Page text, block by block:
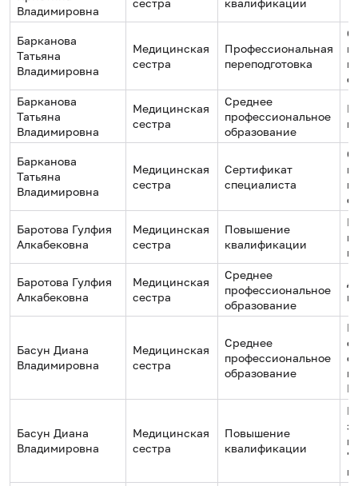
Владимировна
сестра
квалификации
Барканова
Татьяна
Владимировна
Медицинская
сестра
Профессиональная
переподготовка
Барканова
Татьяна
Владимировна
Медицинская
сестра
Среднее
профессиональное
образование
Барканова
Татьяна
Владимировна
Медицинская
сестра
Сертификат
специалиста
Баротова Гулфия
Алкабековна
Медицинская
сестра
Повышение
квалификации
Баротова Гулфия
Алкабековна
Медицинская
сестра
Среднее
профессиональное
образование
Басун Диана
Владимировна
Медицинская
сестра
Среднее
профессиональное
образование
№
Басун Диана
Владимировна
Медицинская
сестра
Повышение
квалификации